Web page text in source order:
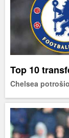
Top 10
Chelsea